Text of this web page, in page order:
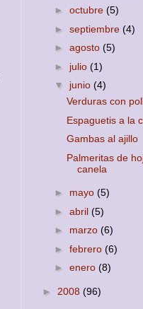
► octubre (5)
► septiembre (4)
► agosto (5)
► julio (1)
▼ junio (4)
Verduras con
Espaguetis a la
Gambas al ajillo
Palmeritas de
canela
► mayo (5)
► abril (5)
► marzo (6)
► febrero (6)
► enero (8)
► 2008 (96)